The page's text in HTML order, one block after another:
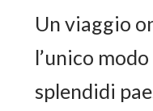
Un viaggio
l’unico
splendidi